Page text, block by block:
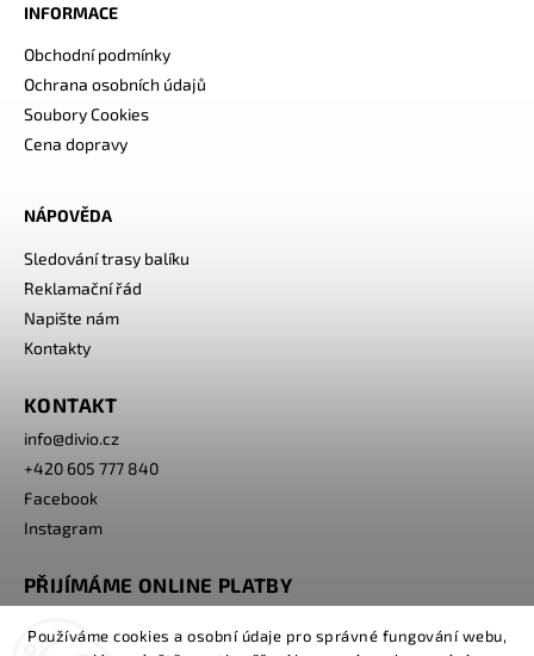
Používáme cookies a osobní údaje pro správné fungování webu,
INFORMACE
Obchodní podmínky
Ochrana osobních údajů
Soubory Cookies
Cena dopravy
NÁPOVĚDA
Sledování trasy balíku
Reklamační řád
Napište nám
Kontakty
KONTAKT
info@divio.cz
+420 605 777 840
Facebook
Instagram
PŘIJÍMÁME ONLINE PLATBY